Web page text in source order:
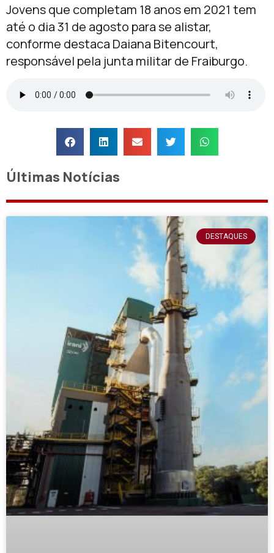
Jovens que completam 18 anos em 2021 tem
até o dia 31 de agosto para se alistar,
conforme destaca Daiana Bitencourt,
responsável pela junta militar de Fraiburgo.
Últimas Notícias
DESTAQUES